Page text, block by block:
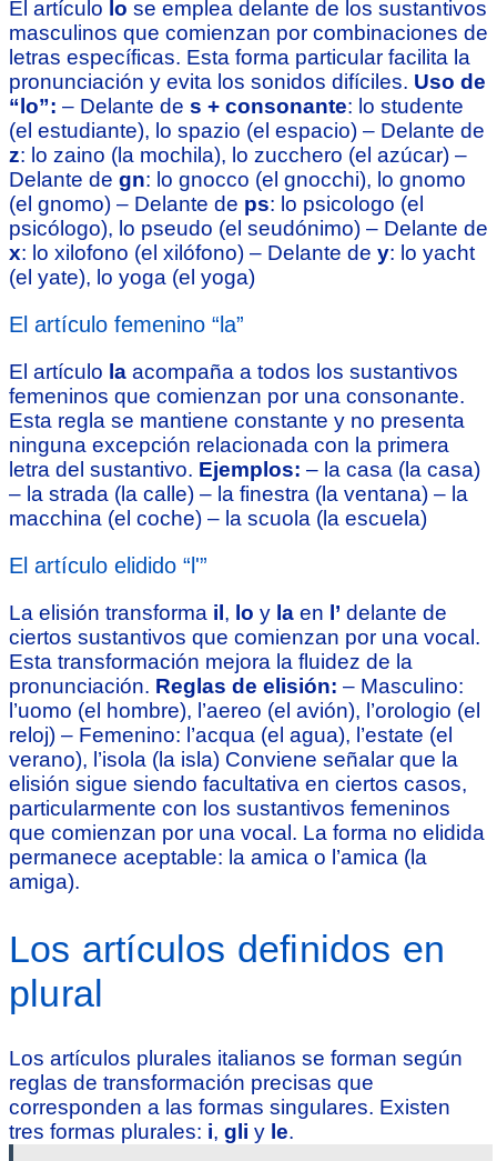
El artículo lo se emplea delante de los sustantivos
masculinos que comienzan por combinaciones de
letras específicas. Esta forma particular facilita la
pronunciación y evita los sonidos difíciles. Uso de
“lo”: – Delante de s + consonante: lo studente
(el estudiante), lo spazio (el espacio) – Delante de
z: lo zaino (la mochila), lo zucchero (el azúcar) –
Delante de gn: lo gnocco (el gnocchi), lo gnomo
(el gnomo) – Delante de ps: lo psicologo (el
psicólogo), lo pseudo (el seudónimo) – Delante de
x: lo xilofono (el xilófono) – Delante de y: lo yacht
(el yate), lo yoga (el yoga)
El artículo femenino “la”
El artículo la acompaña a todos los sustantivos
femeninos que comienzan por una consonante.
Esta regla se mantiene constante y no presenta
ninguna excepción relacionada con la primera
letra del sustantivo. Ejemplos: – la casa (la casa)
– la strada (la calle) – la finestra (la ventana) – la
macchina (el coche) – la scuola (la escuela)
El artículo elidido “l'”
La elisión transforma il , lo y la en l’ delante de
ciertos sustantivos que comienzan por una vocal.
Esta transformación mejora la fluidez de la
pronunciación. Reglas de elisión: – Masculino:
l’uomo (el hombre), l’aereo (el avión), l’orologio (el
reloj) – Femenino: l’acqua (el agua), l’estate (el
verano), l’isola (la isla) Conviene señalar que la
elisión sigue siendo facultativa en ciertos casos,
particularmente con los sustantivos femeninos
que comienzan por una vocal. La forma no elidida
permanece aceptable: la amica o l’amica (la
amiga).
Los artículos definidos en
plural
Los artículos plurales italianos se forman según
reglas de transformación precisas que
corresponden a las formas singulares. Existen
tres formas plurales: i, gli y le.